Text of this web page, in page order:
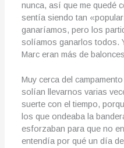
nunca, así que me quedé
sentía siendo tan
ganaríamos, pero los
solíamos ganarlos todos.
Marc eran más de
Muy cerca del
solían llevarnos varias
suerte con el tiempo,
los que ondeaba la
esforzaban para que no
entendía por qué un día